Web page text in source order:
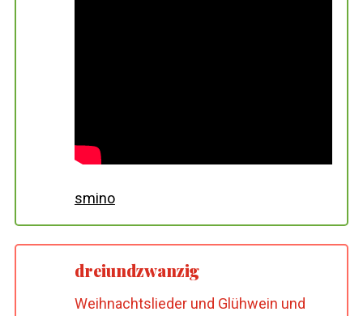
smino
dreiundzwanzig
Weihnachtslieder und Glühwein und